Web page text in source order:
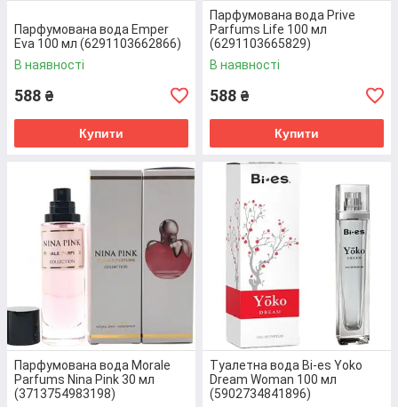
ЗАЯВКА
зв’яжіться з нами телефоном або
ОПЛАТА
Ви можете внести повну або часткову
(150 грн) передоплату на карту.
Менеджер додатково надасть вам
Парфумована вода Emper
Eva 100 мл (6291103662866)
В наявності
588 ₴
Купити
Парфумована вода Prive
Parfums Life 100 мл
(6291103665829)
В наявності
588 ₴
Купити
Парфумована вода Morale
Parfums Nina Pink 30 мл
(3713754983198)
Туалетна вода Bi-es Yoko
Dream Woman 100 мл
(5902734841896)